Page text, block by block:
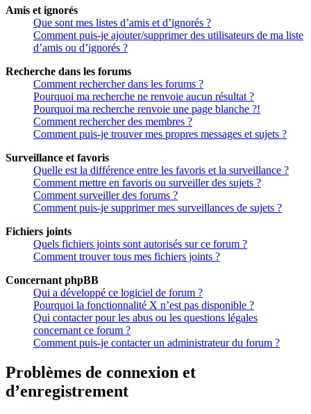
Amis et ignorés
Que sont mes listes d’amis et d’ignorés ?
Comment puis-je ajouter/supprimer des utilisateurs de ma liste
d’amis ou d’ignorés ?
Recherche dans les forums
Comment rechercher dans les forums ?
Pourquoi ma recherche ne renvoie aucun résultat ?
Pourquoi ma recherche renvoie une page blanche ?!
Comment rechercher des membres ?
Comment puis-je trouver mes propres messages et sujets ?
Surveillance et favoris
Quelle est la différence entre les favoris et la surveillance ?
Comment mettre en favoris ou surveiller des sujets ?
Comment surveiller des forums ?
Comment puis-je supprimer mes surveillances de sujets ?
Fichiers joints
Quels fichiers joints sont autorisés sur ce forum ?
Comment trouver tous mes fichiers joints ?
Concernant phpBB
Qui a développé ce logiciel de forum ?
Pourquoi la fonctionnalité X n’est pas disponible ?
Qui contacter pour les abus ou les questions légales
concernant ce forum ?
Comment puis-je contacter un administrateur du forum ?
Problèmes de connexion et
d’enregistrement